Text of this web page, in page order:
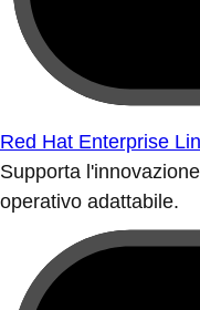
Red Hat Enterprise
Supporta
operativo adattabile.